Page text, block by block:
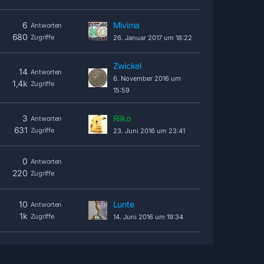
Antworten
6
Zugriffe
680
Mivima
26. Januar 2017 um 18:22
Antworten
14
Zugriffe
1,4k
Zwickel
6. November 2016 um
15:59
Antworten
3
Zugriffe
631
Riiko
23. Juni 2016 um 23:41
Antworten
0
Zugriffe
220
Antworten
10
Zugriffe
1k
Lunte
14. Juni 2016 um 19:34